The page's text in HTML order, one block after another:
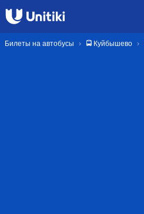
Билеты на автобусы 🚍 Куйбышево